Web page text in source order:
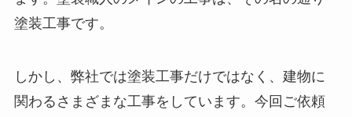
塗装工事です。
しかし、弊社では塗装工事だけではなく、建物に
関わるさまざまな工事をしています。今回ご依頼